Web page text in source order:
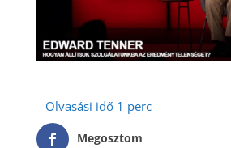
Megosztom